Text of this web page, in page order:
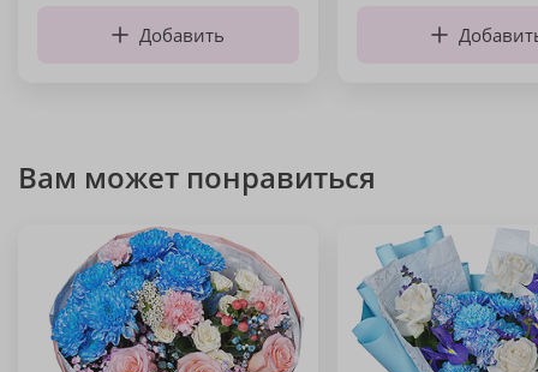
Добавить
Вам может понравиться